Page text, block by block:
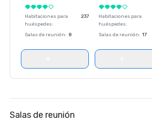
Habitaciones para
huéspedes:
237
Salas de reunión: 8
Habitaciones para
huéspedes:
Salas de reunión: 17
Salas de reunión